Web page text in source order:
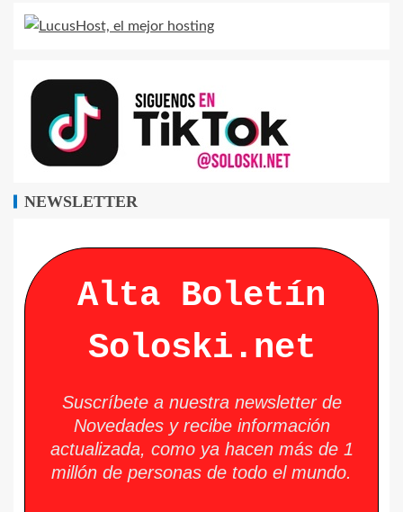
NEWSLETTER
Alta Boletín
Soloski.net
Suscríbete a nuestra newsletter de
Novedades y recibe información
actualizada, como ya hacen más de 1
millón de personas de todo el mundo.